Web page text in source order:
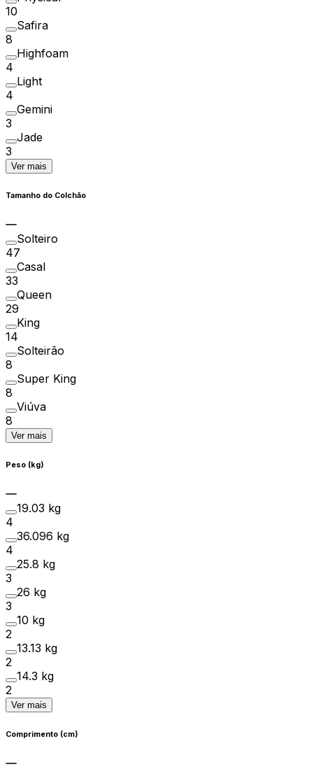
10
Safira
8
Highfoam
4
Light
4
Gemini
3
Jade
3
Ver mais
Tamanho do Colchão
Solteiro
47
Casal
33
Queen
29
King
14
Solteirão
8
Super King
8
Viúva
8
Ver mais
Peso (kg)
19.03 kg
4
36.096 kg
4
25.8 kg
3
26 kg
3
10 kg
2
13.13 kg
2
14.3 kg
2
Ver mais
Comprimento (cm)